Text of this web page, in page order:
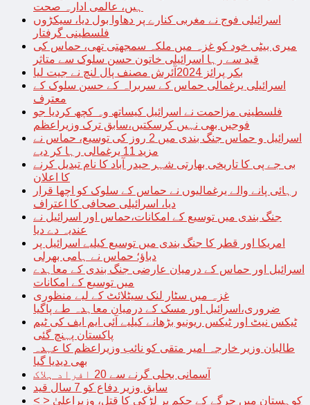
ہیں، عالمی ادارہ صحت
اسرائیلی فوج نے مغربی کنارے پر دھاوا بول دیا، سیکڑوں
فلسطینی گرفتار
میری بیٹی خود کو غزہ میں ملکہ سمجھتی تھی، حماس کی
قید سے رہا اسرائیلی خاتون حسن سلوک سے متاثر
بکر پرائز 2024آئرش مصنف پال لنچ نے جیت لیا
اسرائیلی یرغمالی حماس کے سربراہ کے حسن سلوک کے
معترف
فلسطینی مزاحمت نے اسرائیل کیساتھ وہ کچھ کردیا جو
فوجیں بھی نہیں کرسکتیں،سابق ترک وزیراعظم
اسرائیل و حماس جنگ بندی میں 2 روز کی توسیع، حماس نے
مزید 11 یرغمالی رہا کر دیے
بی جے پی کا تاریخی بھارتی شہر حیدر آباد کا نام تبدیل کرنے
کا اعلان
رہائی پانے والے یرغمالیوں نے حماس کے سلوک کو اچھا قرار
دیا، اسرائیلی صحافی کا اعتراف
جنگ بندی میں توسیع کے امکانات،حماس اور اسرائیل نے
عندیہ دے دیا
امریکا اور قطر کا جنگ بندی میں توسیع کیلیے اسرائیل پر
دباؤ؛ حماس نے ہامی بھرلی
اسرائیل اور حماس کے درمیان عارضی جنگ بندی کے معاہدے
میں توسیع کے امکانات
غزہ میں سٹار لنک سیٹلائٹ کے لیے منظوری
ضروری،اسرائیل اور مسک کے درمیان معاہدہ طے پاگیا
ٹیکس نیٹ اور ٹیکس ریونیو بڑھانے کیلیے آئی ایم ایف کی ٹیم
پاکستان پہنچ گئی
طالبان وزیر خارجہ امیر متقی کو نائب وزیراعظم کا عہدہ
بھی دیدیا گیا
آسمانی بجلی گرنے سے 20 افراد ہلاک
سابق وزیر دفاع کو 7 سال قید
< > کوہستان میں جرگے کے حکم پر لڑکی کا قتل، وزیراعلیٰ